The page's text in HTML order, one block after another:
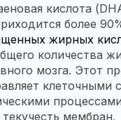
кислота
более
жирных
количества
мозга. Этот
клеточными
текучесть мембран,